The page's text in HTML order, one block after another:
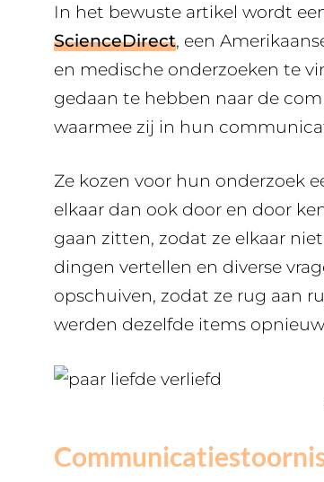
In het bewuste artikel wordt
ScienceDirect, een
en medische onderzoeken te
gedaan te hebben naar de
waarmee zij in hun
Ze kozen voor hun onderzoek
elkaar dan ook door en door
gaan zitten, zodat ze elkaar
dingen vertellen en diverse
opschuiven, zodat ze rug aan
werden dezelfde items